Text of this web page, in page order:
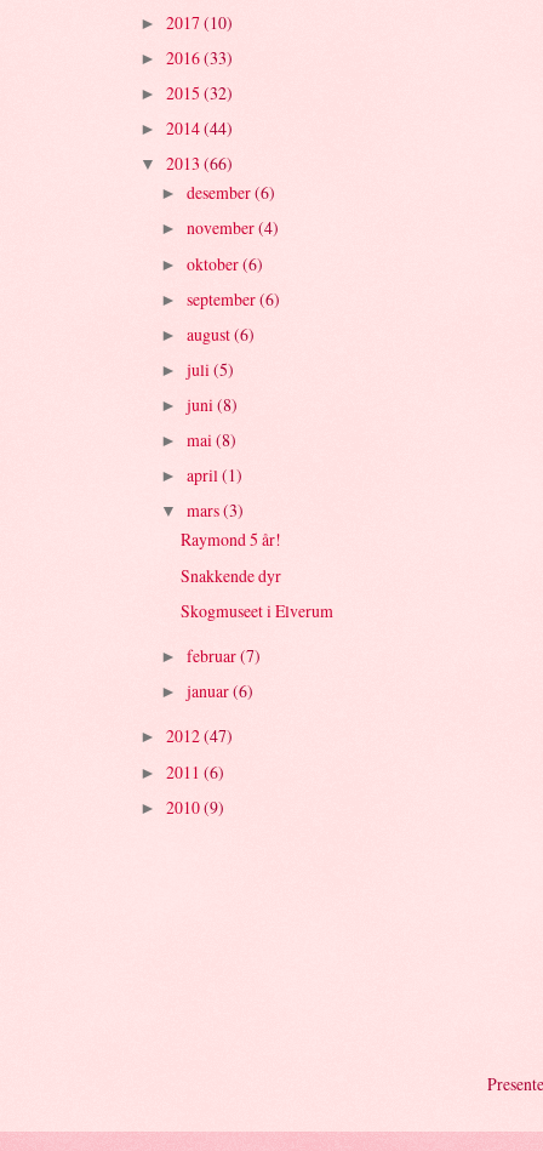
► 2017(10)
► 2016(33)
► 2015 (32)
► 2014(44)
▼ 2013 (66)
► desember(6)
► november(4)
► oktober(6)
► september(6)
► august(6)
► juli(5)
► juni(8)
► mai(8)
► april(1)
▼ mars(3)
Raymond 5 år!
Snakkende dyr
Skogmuseet i Elverum
► februar(7)
► januar(6)
► 2012(47)
► 2011 (6)
► 2010(9)